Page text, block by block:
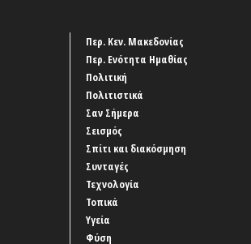
Περ. Κεν. Μακεδονίας
Περ. Ενότητα Ημαθίας
Πολιτική
Πολιτιστικά
Σαν Σήμερα
Σεισμός
Σπίτι και διακόσμηση
Συνταγές
Τεχνολογία
Τοπικά
Υγεία
Φύση